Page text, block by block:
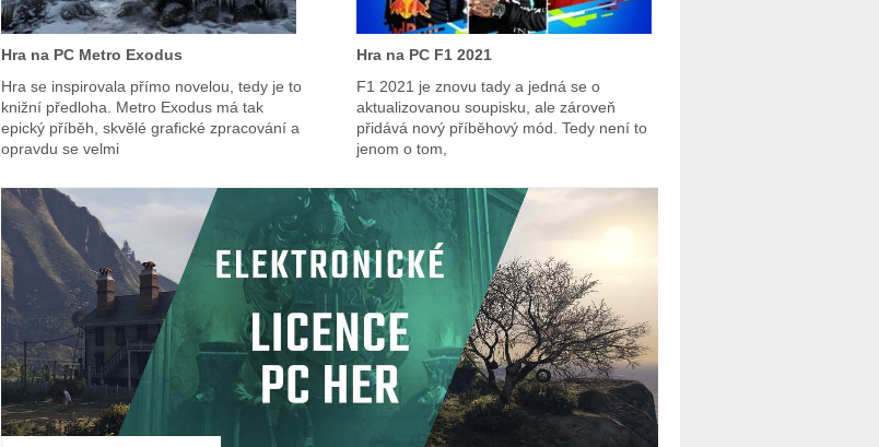
Hra na PC Metro Exodus
Hra se inspirovala přímo novelou, tedy je to
knižní předloha. Metro Exodus má tak
epický příběh, skvělé grafické zpracování a
opravdu se velmi
Hra na PC F1 2021
F1 2021 je znovu tady a jedná se o
aktualizovanou soupisku, ale zároveň
přidává nový příběhový mód. Tedy není to
jenom o tom,